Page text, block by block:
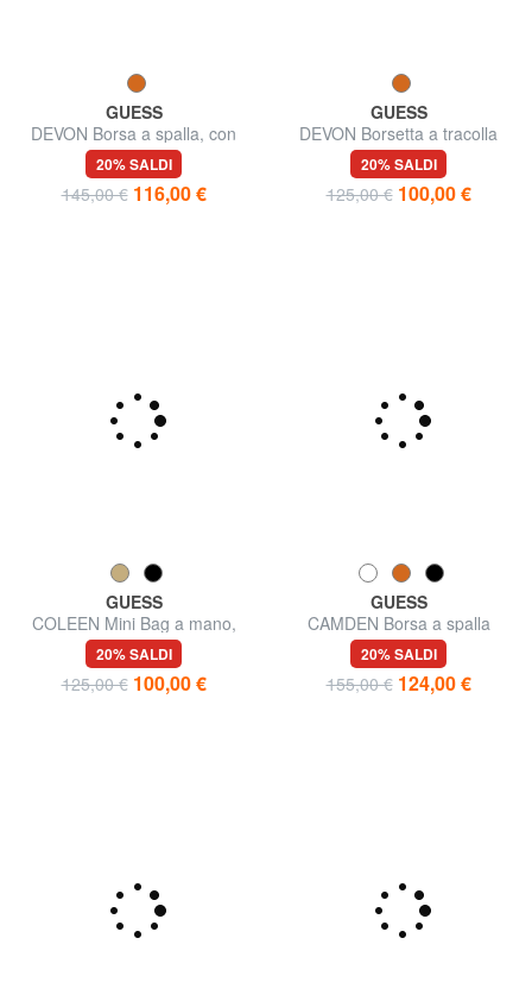
GUESS
DEVON Borsa a spalla, con
tracolla
20% SALDI
145,00 € 116,00 €
GUESS
DEVON Borsetta a tracolla
20% SALDI
125,00 € 100,00 €
GUESS
COLEEN Mini Bag a mano,
con tracolla
20% SALDI
125,00 € 100,00 €
GUESS
CAMDEN Borsa a spalla
20% SALDI
155,00 € 124,00 €